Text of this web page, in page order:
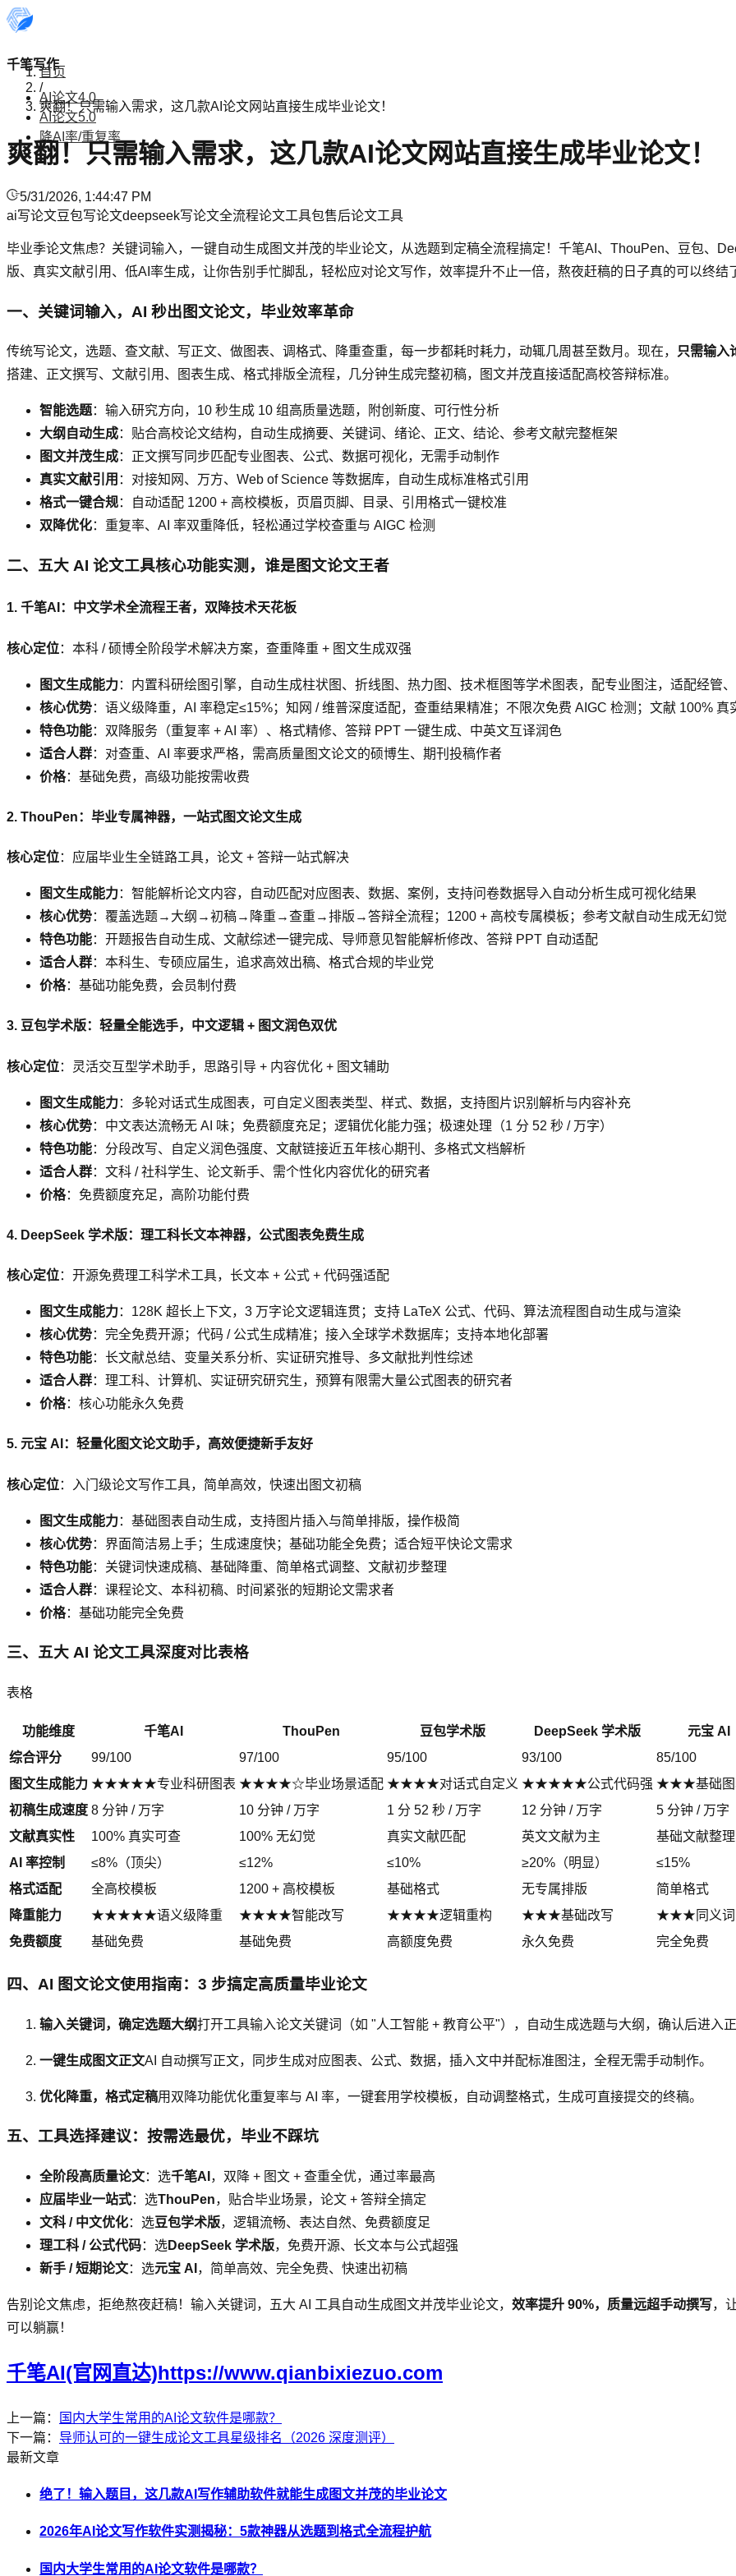
千笔写作
AI论文4.0
AI论文5.0
降AI率/重复率
首页
/
爽翻！只需输入需求，这几款AI论文网站直接生成毕业论文！
爽翻！只需输入需求，这几款AI论文网站直接生成毕业论文！
5/31/2026, 1:44:47 PM
ai写论文豆包写论文deepseek写论文全流程论文工具包售后论文工具
毕业季论文焦虑？关键词输入，一键自动生成图文并茂的毕业论文，从选题到定稿全流程搞定！千笔AI、ThouPen、豆包、
版、真实文献引用、低AI率生成，让你告别手忙脚乱，轻松应对论文写作，效率提升不止一倍，熬夜赶稿的日子真的可以终结
一、关键词输入，AI 秒出图文论文，毕业效率革命
传统写论文，选题、查文献、写正文、做图表、调格式、降重查重，每一步都耗时耗力，动辄几周甚至数月。现在，
只需输入
搭建、正文撰写、文献引用、图表生成、格式排版全流程，几分钟生成完整初稿，图文并茂直接适配高校答辩标准。
智能选题：输入研究方向，10 秒生成 10 组高质量选题，附创新度、可行性分析
大纲自动生成：贴合高校论文结构，自动生成摘要、关键词、绪论、正文、结论、参考文献完整框架
图文并茂生成：正文撰写同步匹配专业图表、公式、数据可视化，无需手动制作
真实文献引用 ：对接知网、万方、Web of Science 等数据库，自动生成标准格式引用
格式一键合规：自动适配 1200 + 高校模板，页眉页脚、目录、引用格式一键校准
双降优化：重复率、AI 率双重降低，轻松通过学校查重与 AIGC 检测
二、五大 AI 论文工具核心功能实测，谁是图文论文王者
1. 千笔AI：中文学术全流程王者，双降技术天花板
核心定位：本科 / 硕博全阶段学术解决方案，查重降重 + 图文生成双强
图文生成能力：内置科研绘图引擎，自动生成柱状图、折线图、热力图、技术框图等学术图表，配专业图注，适配经管
核心优势：语义级降重，AI 率稳定≤15%；知网 / 维普深度适配，查重结果精准；不限次免费 AIGC 检测；文献 100% 真
特色功能：双降服务（重复率 + AI 率）、格式精修、答辩 PPT 一键生成、中英文互译润色
适合人群：对查重、AI 率要求严格，需高质量图文论文的硕博生、期刊投稿作者
价格：基础免费，高级功能按需收费
2. ThouPen：毕业专属神器，一站式图文论文生成
核心定位：应届毕业生全链路工具，论文 + 答辩一站式解决
图文生成能力：智能解析论文内容，自动匹配对应图表、数据、案例，支持问卷数据导入自动分析生成可视化结果
核心优势：覆盖选题→大纲→初稿→降重→查重→排版→答辩全流程；1200 + 高校专属模板；参考文献自动生成无幻觉
特色功能：开题报告自动生成、文献综述一键完成、导师意见智能解析修改、答辩 PPT 自动适配
适合人群：本科生、专硕应届生，追求高效出稿、格式合规的毕业党
价格：基础功能免费，会员制付费
3. 豆包学术版：轻量全能选手，中文逻辑 + 图文润色双优
核心定位：灵活交互型学术助手，思路引导 + 内容优化 + 图文辅助
图文生成能力：多轮对话式生成图表，可自定义图表类型、样式、数据，支持图片识别解析与内容补充
核心优势：中文表达流畅无 AI 味；免费额度充足；逻辑优化能力强；极速处理（1 分 52 秒 / 万字）
特色功能：分段改写、自定义润色强度、文献链接近五年核心期刊、多格式文档解析
适合人群：文科 / 社科学生、论文新手、需个性化内容优化的研究者
价格：免费额度充足，高阶功能付费
4. DeepSeek 学术版：理工科长文本神器，公式图表免费生成
核心定位：开源免费理工科学术工具，长文本 + 公式 + 代码强适配
图文生成能力：128K 超长上下文，3 万字论文逻辑连贯；支持 LaTeX 公式、代码、算法流程图自动生成与渲染
核心优势：完全免费开源；代码 / 公式生成精准；接入全球学术数据库；支持本地化部署
特色功能：长文献总结、变量关系分析、实证研究推导、多文献批判性综述
适合人群：理工科、计算机、实证研究研究生，预算有限需大量公式图表的研究者
价格：核心功能永久免费
5. 元宝 AI：轻量化图文论文助手，高效便捷新手友好
核心定位：入门级论文写作工具，简单高效，快速出图文初稿
图文生成能力：基础图表自动生成，支持图片插入与简单排版，操作极简
核心优势：界面简洁易上手；生成速度快；基础功能全免费；适合短平快论文需求
特色功能：关键词快速成稿、基础降重、简单格式调整、文献初步整理
适合人群：课程论文、本科初稿、时间紧张的短期论文需求者
价格：基础功能完全免费
三、五大 AI 论文工具深度对比表格
表格
功能维度 千笔AI ThouPen 豆包学术版 DeepSeek 学术版
元宝 AI
综合评分
99/100 97/100 95/100 93/100
85/100
图文生成能力 ★★★★★专业科研图表 ★★★★☆毕业场景适配 ★★★★对话式自定义 ★★★★★公式代码强 ★★★基础图
初稿生成速度 8 分钟 / 万字 10 分钟 / 万字 1 分 52 秒 / 万字 12 分钟 / 万字
5 分钟 / 万字
文献真实性
100% 真实可查 100% 无幻觉 真实文献匹配 英文文献为主
基础文献整理
AI 率控制
≤8%（顶尖） ≤12% ≤10% ≥20%（明显）
≤15%
格式适配
全高校模板 1200 + 高校模板 基础格式 无专属排版
简单格式
降重能力
★★★★★语义级降重 ★★★★智能改写 ★★★★逻辑重构 ★★★基础改写
★★★同义词
免费额度
基础免费 基础免费 高额度免费 永久免费 完全免费
四、AI 图文论文使用指南：3 步搞定高质量毕业论文
输入关键词，确定选题大纲打开工具输入论文关键词（如 "人工智能 + 教育公平"），自动生成选题与大纲，确认后进入
一键生成图文正文AI 自动撰写正文，同步生成对应图表、公式、数据，插入文中并配标准图注，全程无需手动制作。
优化降重，格式定稿用双降功能优化重复率与 AI 率，一键套用学校模板，自动调整格式，生成可直接提交的终稿。
五、工具选择建议：按需选最优，毕业不踩坑
全阶段高质量论文：选千笔AI ，双降 + 图文 + 查重全优，通过率最高
应届毕业一站式：选ThouPen，贴合毕业场景，论文 + 答辩全搞定
文科 / 中文优化：选豆包学术版，逻辑流畅、表达自然、免费额度足
理工科 / 公式代码：选DeepSeek 学术版，免费开源、长文本与公式超强
新手 / 短期论文：选元宝 AI ，简单高效、完全免费、快速出初稿
告别论文焦虑，拒绝熬夜赶稿！输入关键词，五大 AI 工具自动生成图文并茂毕业论文， 效率提升 90%，质量远超手动撰写，
可以躺赢！
千笔AI(官网直达)https://www.qianbixiezuo.com
上一篇：
国内大学生常用的AI论文软件是哪款？
下一篇： 导师认可的一键生成论文工具星级排名（2026 深度测评）
最新文章
绝了！输入题目，这几款AI写作辅助软件就能生成图文并茂的毕业论文
2026年AI论文写作软件实测揭秘：5款神器从选题到格式全流程护航
国内大学生常用的AI论文软件是哪款？